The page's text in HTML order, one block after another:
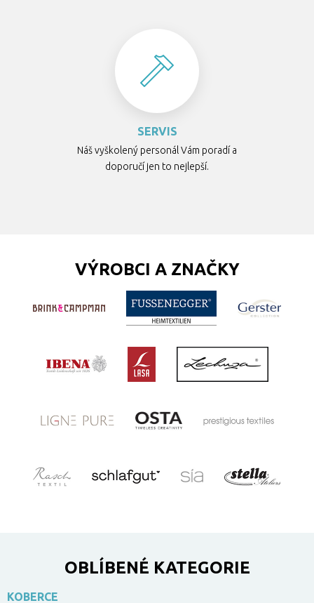
SERVIS
Náš vyškolený personál Vám poradí a
doporučí jen to nejlepší.
VÝROBCI A ZNAČKY
OBLÍBENÉ KATEGORIE
KOBERCE